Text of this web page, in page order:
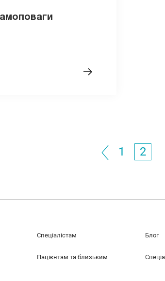
1 2
Спеціалістам
Пацієнтам та близьким
Блог